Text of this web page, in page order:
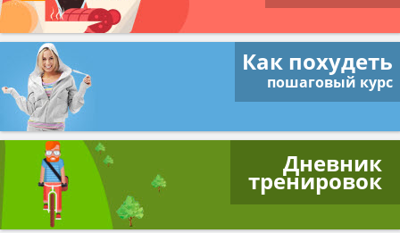
Как похудеть
пошаговый курс
Дневник
тренировок